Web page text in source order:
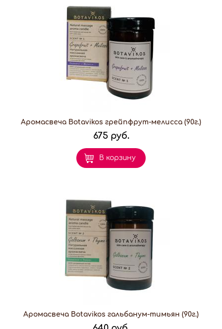
Аромасвеча Botavikos грейпфрут-мелисса (90г.)
675 руб.
В корзину
Аромасвеча Botavikos гальбанум-тимьян (90г.)